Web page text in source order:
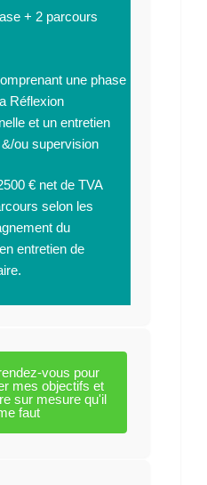
+ 2 parcours
une phase
Réflexion
et un entretien
ou supervision
€ net de TVA
selon les
du
entretien de
vous pour
mes objectifs et
sur mesure qu'il
faut